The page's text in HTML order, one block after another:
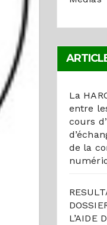
La
entre
cours
de la
L’AIDE